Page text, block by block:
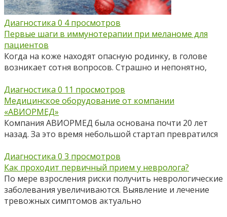
Диагностика 0 4 просмотров
Первые шаги в иммунотерапии при меланоме для
пациентов
Когда на коже находят опасную родинку, в голове
возникает сотня вопросов. Страшно и непонятно,
Диагностика 0 11 просмотров
Медицинское оборудование от компании
«АВИОРМЕД»
Компания АВИОРМЕД была основана почти 20 лет
назад. За это время небольшой стартап превратился
Диагностика 0 3 просмотров
Как проходит первичный прием у невролога?
По мере взросления риски получить неврологические
заболевания увеличиваются. Выявление и лечение
тревожных симптомов актуально